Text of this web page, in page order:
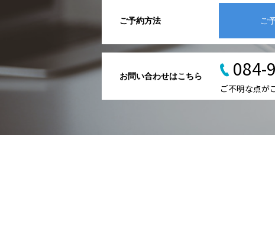
ご予約方法 ご
お問い合わせはこちら 084-
ご不明な点が